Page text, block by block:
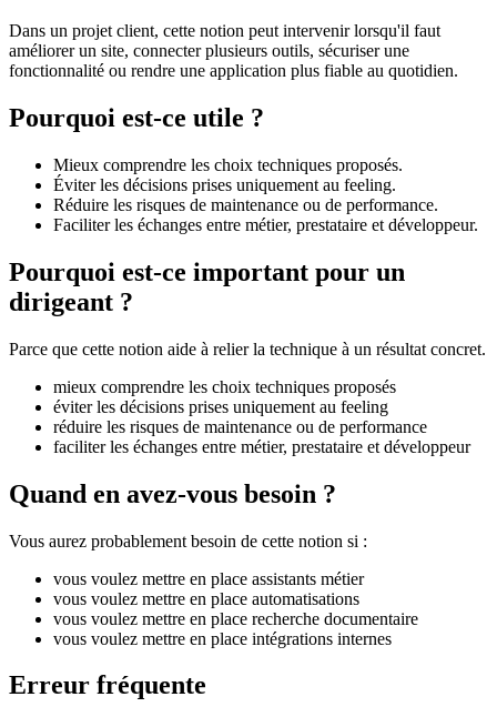
Dans un projet client, cette notion peut intervenir lorsqu'il faut
améliorer un site, connecter plusieurs outils, sécuriser une
fonctionnalité ou rendre une application plus fiable au quotidien.
Pourquoi est-ce utile ?
Mieux comprendre les choix techniques proposés.
Éviter les décisions prises uniquement au feeling.
Réduire les risques de maintenance ou de performance.
Faciliter les échanges entre métier, prestataire et développeur.
Pourquoi est-ce important pour un
dirigeant ?
Parce que cette notion aide à relier la technique à un résultat concret.
mieux comprendre les choix techniques proposés
éviter les décisions prises uniquement au feeling
réduire les risques de maintenance ou de performance
faciliter les échanges entre métier, prestataire et développeur
Quand en avez-vous besoin ?
Vous aurez probablement besoin de cette notion si :
vous voulez mettre en place assistants métier
vous voulez mettre en place automatisations
vous voulez mettre en place recherche documentaire
vous voulez mettre en place intégrations internes
Erreur fréquente